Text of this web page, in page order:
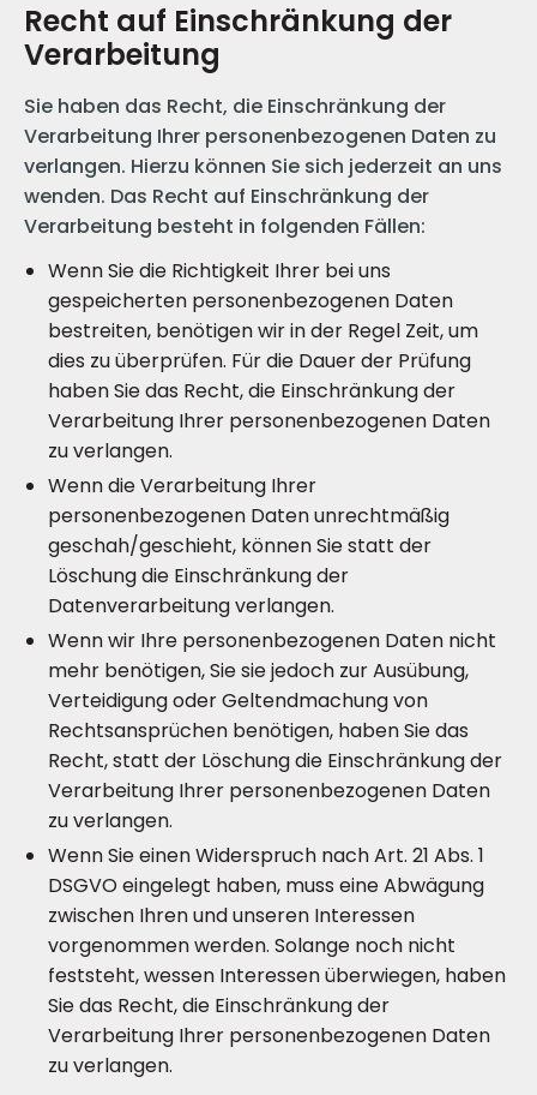
Recht auf Einschränkung der
Verarbeitung
Sie haben das Recht, die Einschränkung der
Verarbeitung Ihrer personenbezogenen Daten zu
verlangen. Hierzu können Sie sich jederzeit an uns
wenden. Das Recht auf Einschränkung der
Verarbeitung besteht in folgenden Fällen:
Wenn Sie die Richtigkeit Ihrer bei uns
gespeicherten personenbezogenen Daten
bestreiten, benötigen wir in der Regel Zeit, um
dies zu überprüfen. Für die Dauer der Prüfung
haben Sie das Recht, die Einschränkung der
Verarbeitung Ihrer personenbezogenen Daten
zu verlangen.
Wenn die Verarbeitung Ihrer
personenbezogenen Daten unrechtmäßig
geschah/geschieht, können Sie statt der
Löschung die Einschränkung der
Datenverarbeitung verlangen.
Wenn wir Ihre personenbezogenen Daten nicht
mehr benötigen, Sie sie jedoch zur Ausübung,
Verteidigung oder Geltendmachung von
Rechtsansprüchen benötigen, haben Sie das
Recht, statt der Löschung die Einschränkung der
Verarbeitung Ihrer personenbezogenen Daten
zu verlangen.
Wenn Sie einen Widerspruch nach Art. 21 Abs. 1
DSGVO eingelegt haben, muss eine Abwägung
zwischen Ihren und unseren Interessen
vorgenommen werden. Solange noch nicht
feststeht, wessen Interessen überwiegen, haben
Sie das Recht, die Einschränkung der
Verarbeitung Ihrer personenbezogenen Daten
zu verlangen.